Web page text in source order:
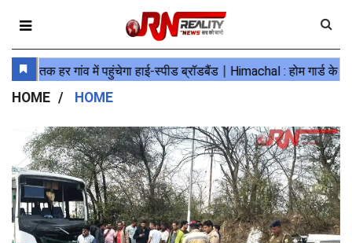
HOME HOME